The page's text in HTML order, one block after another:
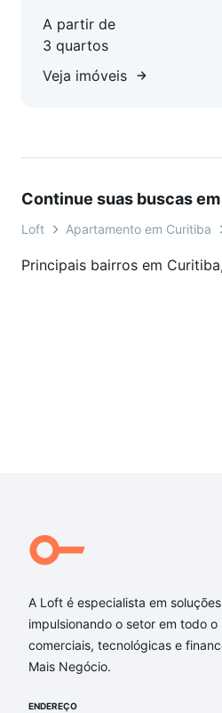
A partir de
3 quartos
Veja imóveis
Continue suas buscas
Loft Apartamento em Curitiba
Principais bairros em
A Loft é especialista em
impulsionando o setor em todo o
comerciais, tecnológicas e
Mais Negócio.
ENDEREÇO